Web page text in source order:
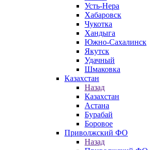
Усть-Нера
Хабаровск
Чукотка
Хандыга
Южно-Сахалинск
Якутск
Удачный
Шмаковка
Казахстан
Назад
Казахстан
Астана
Бурабай
Боровое
Приволжский ФО
Назад